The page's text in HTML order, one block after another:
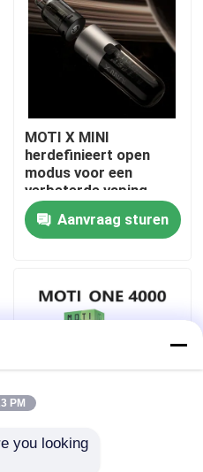
MOTI X MINI
herdefinieert open
modus voor een
verbeterde vaping-
ervaring
Aanvraag sturen
MOTI ONE PODS -
PM
you looking